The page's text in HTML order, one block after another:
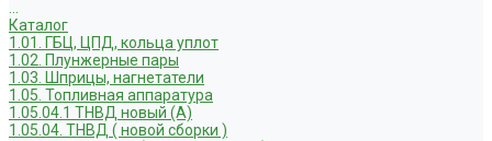
Каталог
1.01. ГБЦ, ЦПД, кольца уплот
1.02. Плунжерные пары
1.03. Шприцы, нагнетатели
1.05. Топливная аппаратура
1.05.04.1 ТНВД новый (А)
1.05.04. ТНВД ( новой сборки )